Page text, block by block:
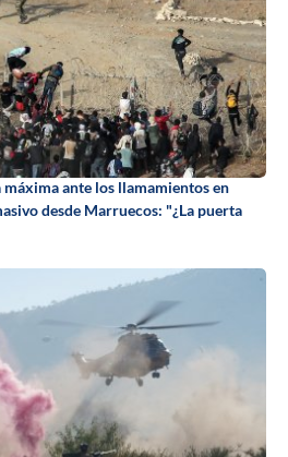
máxima ante los llamamientos en
desde Marruecos: "¿La puerta